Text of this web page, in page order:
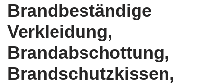
Brandbeständige
Verkleidung,
Brandabschottung,
Brandschutzkissen,